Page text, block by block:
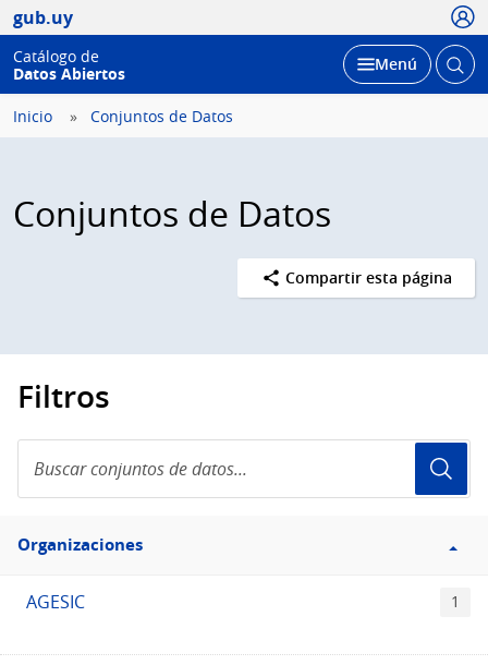
gub.uy
Catálogo de
Datos Abiertos
Desplegar
Menú Abrir
Inicio Conjuntos de Datos
Conjuntos de Datos
Compartir esta página
Filtros
conjuntos
de
Filtro
Organizaciones
Organizaciones
AGESIC 1